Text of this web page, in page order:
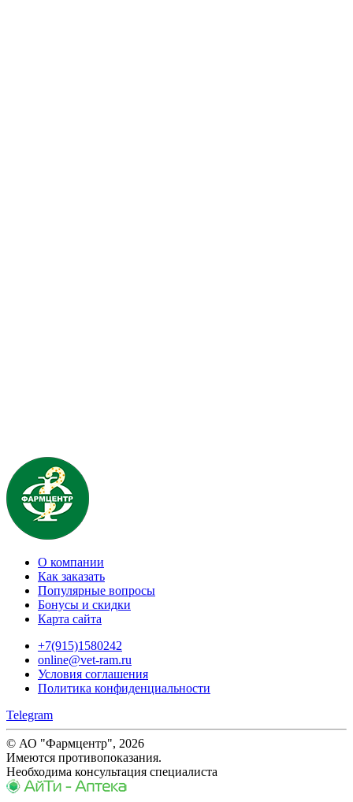
О компании
Как заказать
Популярные вопросы
Бонусы и скидки
Карта сайта
+7(915)1580242
online@vet-ram.ru
Условия соглашения
Политика конфиденциальности
Telegram
© АО "Фармцентр", 2026
Имеются противопоказания.
Необходима консультация специалиста